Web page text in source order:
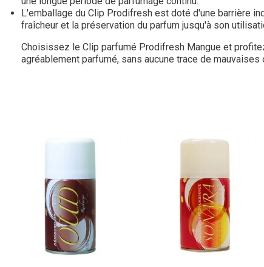
L'emballage du Clip Prodifresh est doté d'une barrière
fraîcheur et la préservation du parfum jusqu'à son
Choisissez le Clip parfumé Prodifresh Mangue et
agréablement parfumé, sans aucune trace de mauvaises